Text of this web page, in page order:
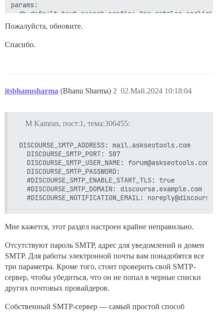
params:
  db_default_text_search_config: "pg_catalog.english"
## Установите db_shared_buffers максимум на 25% от
## Будет установлено автоматически при загрузке
  #db_shared_buffers: "256MB"
## Какую ревизию Git должен использовать этот
env:
  LC_ALL: en_US.UTF-8
  LANGUAGE: en_US.UTF-8
  # DISCOURSE_DEFAULT_LOCALE: en
## Сколько одновременных веб-запросов
## Будет установлено автоматически при загрузке
  #UNICORN_WORKERS: 3
  DISCOURSE_HOSTNAME: 'forum.askseotools.com'
## Раскомментируйте, если хотите, чтобы контейнер
## именем хоста (опция -h), что указано выше (по
  #DOCKER_USE_HOSTNAME: true
## TODO: Список адресов электронной почты через
## при первоначальной регистрации, например
DISCOURSE_DEVELOPER_EMAILS:
## TODO: SMTP-сервер, используемый для
Пожалуйста, обновите.
Спасибо.
itsbhanusharma (Bhanu Sharma) 02.Май.2024 10:18:04
2
M Kamran, пост:1, тема:306455:
DISCOURSE_SMTP_ADDRESS: mail.askseotools.com
  DISCOURSE_SMTP_PORT: 587
  DISCOURSE_SMTP_USER_NAME: forum@askseotools.com
  DISCOURSE_SMTP_PASSWORD:
#DISCOURSE_SMTP_ENABLE_START_TLS: true
#DISCOURSE_SMTP_DOMAIN: discourse.example.com
Мне кажется, этот раздел настроен крайне неправильно.
Отсутствуют пароль SMTP, адрес для уведомлений и домен
SMTP. Для работы электронной почты вам понадобятся все
три параметра. Кроме того, стоит проверить свой SMTP-
сервер, чтобы убедиться, что он не попал в черные списки
других почтовых провайдеров.
Собственный SMTP-сервер — самый простой способ